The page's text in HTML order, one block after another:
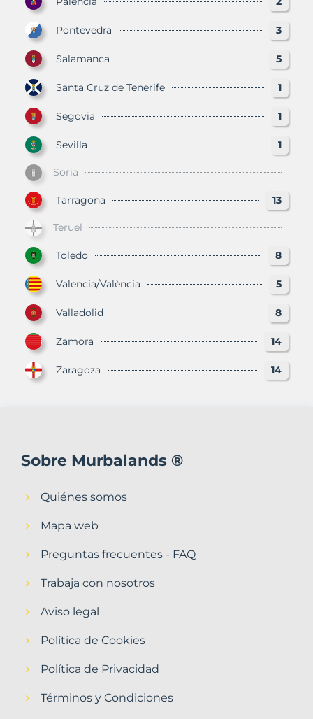
Pontevedra 3
Salamanca 5
Santa Cruz de Tenerife 1
Segovia 1
Sevilla 1
Soria
Tarragona 13
Teruel
Toledo 8
Valencia/València 5
Valladolid 8
Zamora 14
Zaragoza 14
Sobre Murbalands ®
Quiénes somos
Mapa web
Preguntas frecuentes - FAQ
Trabaja con nosotros
Aviso legal
Política de Cookies
Política de Privacidad
Términos y Condiciones